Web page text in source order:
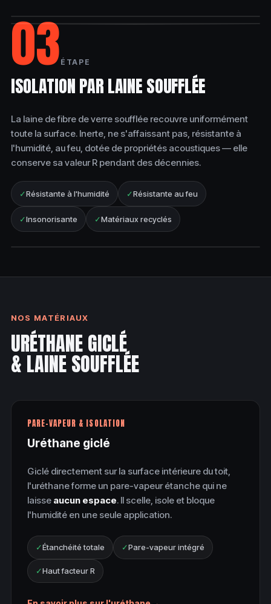
PENDANT
APRÈS
03ÉTAPE
ISOLATION PAR LAINE SOUFFLÉE
La laine de fibre de verre soufflée recouvre uniformément
toute la surface. Inerte, ne s'affaissant pas, résistante à
l'humidité, au feu, dotée de propriétés acoustiques — elle
conserve sa valeur R pendant des décennies.
✓Résistante à l'humidité ✓Résistante au feu
✓Insonorisante ✓Matériaux recyclés
NOS MATÉRIAUX
URÉTHANE GICLÉ
& LAINE SOUFFLÉE
PARE-VAPEUR & ISOLATION
Uréthane giclé
Giclé directement sur la surface intérieure du toit,
l'uréthane forme un pare-vapeur étanche qui ne
laisse aucun espace. Il scelle, isole et bloque
l'humidité en une seule application.
✓Étanchéité totale ✓Pare-vapeur intégré
✓Haut facteur R